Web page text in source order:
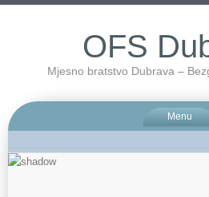
OFS
Mjesno bratstvo Dubrava –
Menu